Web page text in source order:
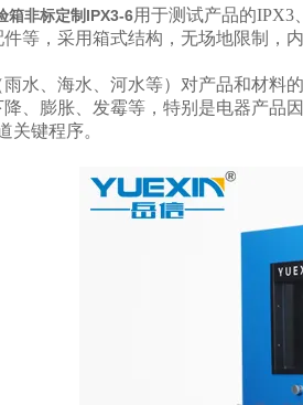
箱非标定制IPX3-6用于测试产品的IPX3
等，采用箱式结构，无场地限制，
水、海水、河水等）对产品和材料
、膨胀、发霉等，特别是电器产品
关键程序。